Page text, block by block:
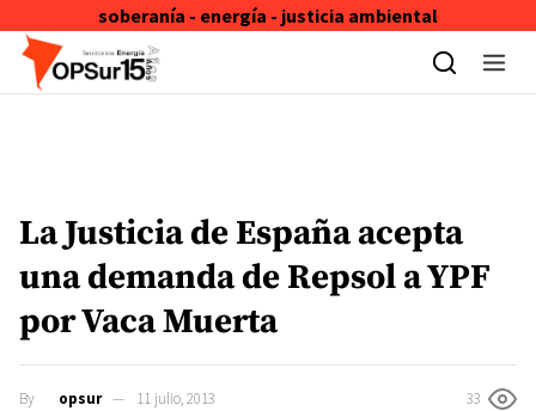
soberanía - energía - justicia ambiental
Skip to content
La Justicia de España acepta
una demanda de Repsol a YPF
por Vaca Muerta
By opsur 11 julio, 2013 33